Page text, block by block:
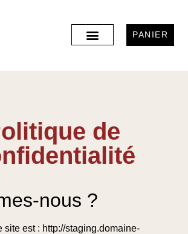
PANIER
de
nous ?
site est : http://staging.domaine-